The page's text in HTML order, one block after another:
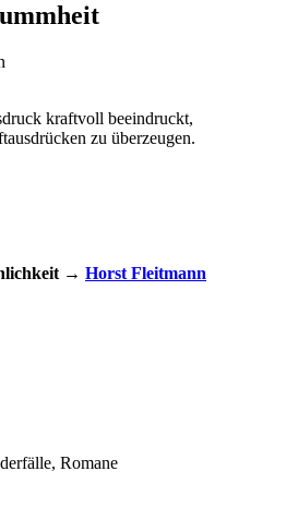
kraftvoll beeindruckt,
zu überzeugen.
→ Horst Fleitmann
Romane